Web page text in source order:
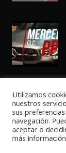
Utilizamos
nuestros
sus
navegación.
aceptar o
más